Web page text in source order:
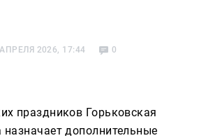
2026, 17:44 0
праздников Горьковская
назначает дополнительные